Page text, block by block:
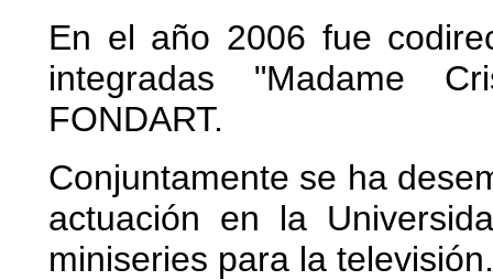
En el año 2006 fue
integradas "Madame
FONDART.
Conjuntamente se ha
actuación en la
miniseries para la televisión.